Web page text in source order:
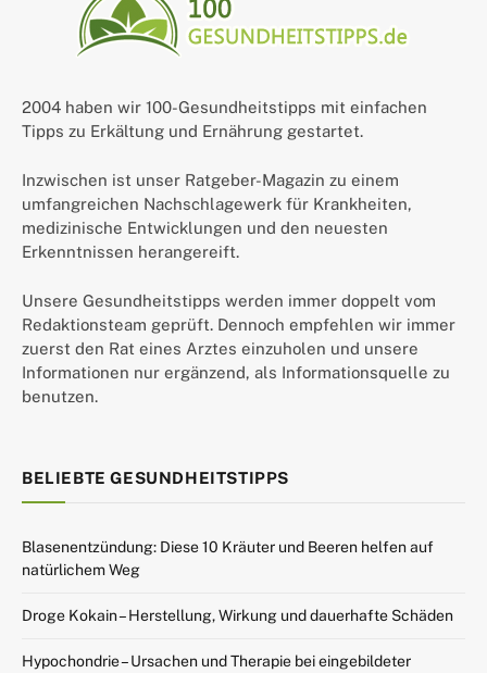
2004 haben wir 100-Gesundheitstipps mit einfachen
Tipps zu Erkältung und Ernährung gestartet.
Inzwischen ist unser Ratgeber-Magazin zu einem
umfangreichen Nachschlagewerk für Krankheiten,
medizinische Entwicklungen und den neuesten
Erkenntnissen herangereift.
Unsere Gesundheitstipps werden immer doppelt vom
Redaktionsteam geprüft. Dennoch empfehlen wir immer
zuerst den Rat eines Arztes einzuholen und unsere
Informationen nur ergänzend, als Informationsquelle zu
benutzen.
BELIEBTE GESUNDHEITSTIPPS
Blasenentzündung: Diese 10 Kräuter und Beeren helfen auf
natürlichem Weg
Droge Kokain – Herstellung, Wirkung und dauerhafte Schäden
Hypochondrie – Ursachen und Therapie bei eingebildeter